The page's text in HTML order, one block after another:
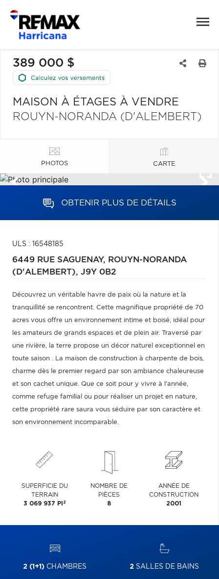
389 000 $
MAISON À ÉTAGES À VENDRE
ROUYN-NORANDA (D'ALEMBERT)
PHOTOS CARTE
OBTENIR PLUS DE DÉTAILS
ULS : 16548185
6449 RUE SAGUENAY, ROUYN-NORANDA
(D'ALEMBERT), J9Y 0B2
Découvrez un véritable havre de paix où la nature et la
tranquillité se rencontrent. Cette magnifique propriété de 70
acres vous offre un environnement intime et boisé, idéal pour
les amateurs de grands espaces et de plein air. Traversé par
une rivière, la terre propose un décor naturel exceptionnel en
toute saison . La maison de construction à charpente de bois,
charme dès le premier regard par son ambiance chaleureuse
et son cachet unique. Que ce soit pour y vivre à l'année,
comme refuge familial ou pour réaliser un projet en nature,
cette propriété rare saura vous séduire par son caractère et
son environnement incomparable.
SUPERFICIE DU
TERRAIN
3 069 937 PI 2
NOMBRE DE
PIÈCES
8
ANNÉE DE
CONSTRUCTION
2001
2 (1+1) CHAMBRES 2 SALLES DE BAINS